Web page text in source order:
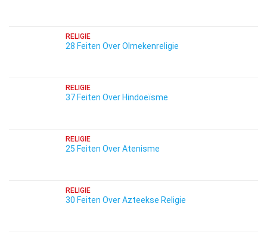
RELIGIE
28 Feiten Over Olmekenreligie
RELIGIE
37 Feiten Over Hindoeïsme
RELIGIE
25 Feiten Over Atenisme
RELIGIE
30 Feiten Over Azteekse Religie